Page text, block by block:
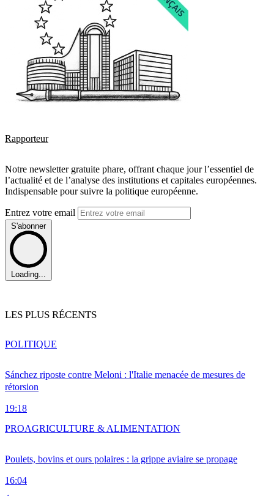
Rapporteur
Notre newsletter gratuite phare, offrant chaque jour l’essentiel de
l’actualité et de l’analyse des institutions et capitales européennes.
Indispensable pour suivre la politique européenne.
Entrez votre email
S'abonner
Loading...
LES PLUS RÉCENTS
Sánchez riposte contre Meloni : l'Italie menacée de mesures de
rétorsion
19:18
POLITIQUE
Poulets, bovins et ours polaires : la grippe aviaire se propage
16:04
PROAGRICULTURE & ALIMENTATION